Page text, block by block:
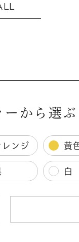
から選ぶ
レンジ 黄
白